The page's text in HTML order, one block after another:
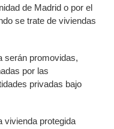
de Madrid o por el
se trate de viviendas
serán promovidas,
por las
privadas bajo
vivienda protegida